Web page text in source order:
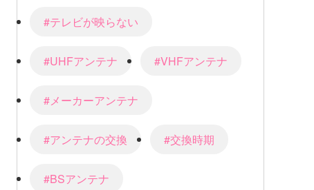
#テレビが映らない
#UHFアンテナ #VHFアンテナ
#メーカーアンテナ
#アンテナの交換 #交換時期
#BSアンテナ